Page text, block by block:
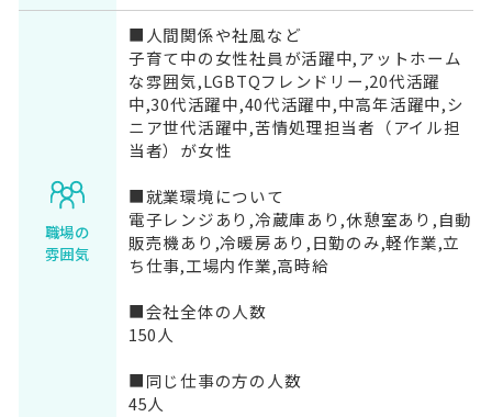
職場の
雰囲気
■人間関係や社風など
子育て中の女性社員が活躍中,アットホーム
な雰囲気,LGBTQフレンドリー,20代活躍
中,30代活躍中,40代活躍中,中高年活躍中,シ
ニア世代活躍中,苦情処理担当者（アイル担
当者）が女性
■就業環境について
電子レンジあり,冷蔵庫あり,休憩室あり,自動
販売機あり,冷暖房あり,日勤のみ,軽作業,立
ち仕事,工場内作業,高時給
■会社全体の人数
150人
■同じ仕事の方の人数
45人